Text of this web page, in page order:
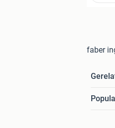
faber